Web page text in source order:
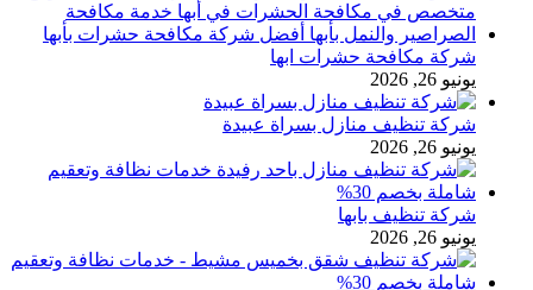
شركة مكافحة حشرات ابها
يونيو 26, 2026
شركة تنظيف منازل بسراة عبيدة
يونيو 26, 2026
شركة تنظيف بابها
يونيو 26, 2026